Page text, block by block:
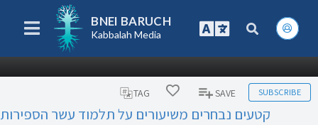
BNEI BARUCH
Kabbalah Media
TAG SAVE SUBSCRIBE
קטעים נבחרים משיעורים על תלמוד עשר הספירות